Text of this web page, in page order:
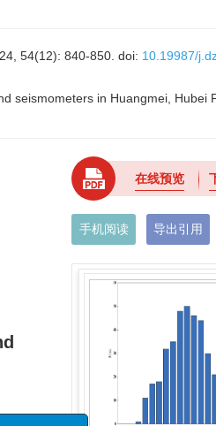
54(12): 840-850. doi: 10.19987/
seismometers in Huangmei, Hubei
在线预览
手机阅读 导出引用